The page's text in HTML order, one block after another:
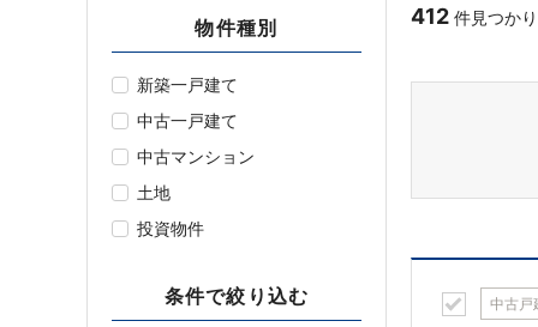
物件種別
新築一戸建て
中古一戸建て
中古マンション
土地
投資物件
条件で絞り込む
412 件見つか
中古戸